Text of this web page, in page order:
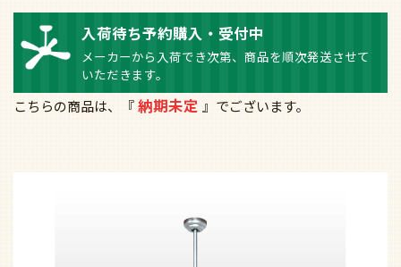
入荷待ち予約購入・受付中
メーカーから入荷でき次第、商品を順次発送させて
いただきます。
こちらの商品は、『納期未定 』でございます。